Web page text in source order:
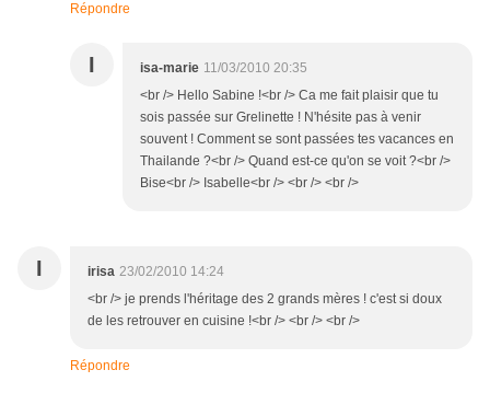
Répondre
I isa-marie 11/03/2010 20:35
<br /> Hello Sabine !<br /> Ca me fait plaisir que tu
sois passée sur Grelinette ! N'hésite pas à venir
souvent ! Comment se sont passées tes vacances en
Thailande ?<br /> Quand est-ce qu'on se voit ?<br />
Bise<br /> Isabelle<br /> <br /> <br />
I irisa 23/02/2010 14:24
<br /> je prends l'héritage des 2 grands mères ! c'est si doux
de les retrouver en cuisine !<br /> <br /> <br />
Répondre